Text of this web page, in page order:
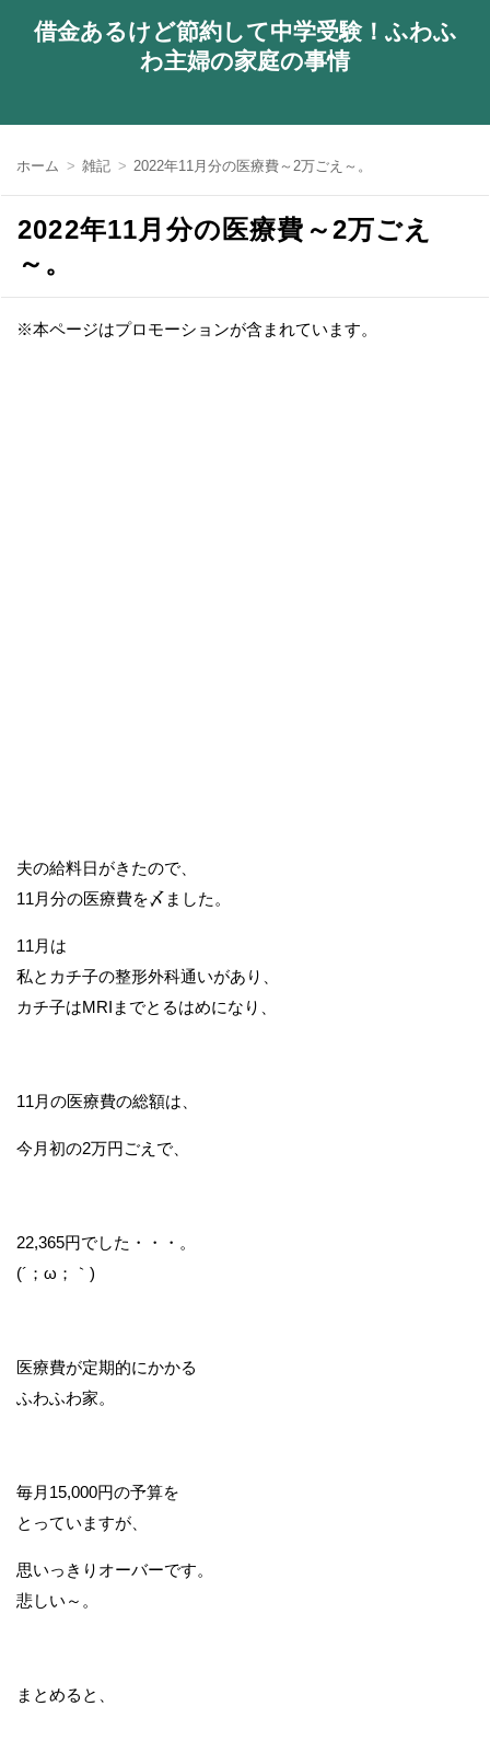
借金あるけど節約して中学受験！ふわふ
わ主婦の家庭の事情
ホーム 雑記 2022年11月分の医療費～2万ごえ～。
2022年11月分の医療費～2万ごえ
～。
※本ページはプロモーションが含まれています。
夫の給料日がきたので、
11月分の医療費を〆ました。
11月は
私とカチ子の整形外科通いがあり、
カチ子はMRIまでとるはめになり、
11月の医療費の総額は、
今月初の2万円ごえで、
22,365円でした・・・。
(´；ω；｀)
医療費が定期的にかかる
ふわふわ家。
毎月15,000円の予算を
とっていますが、
思いっきりオーバーです。
悲しい～。
まとめると、